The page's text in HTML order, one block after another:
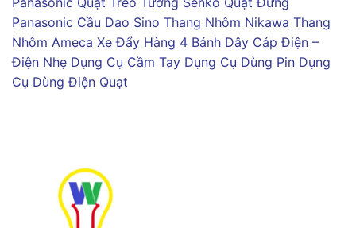
Panasonic Cầu Dao Sino Thang Nhôm Nikawa Thang
Nhôm Ameca Xe Đẩy Hàng 4 Bánh Dây Cáp Điện –
Điện Nhẹ Dụng Cụ Cầm Tay Dụng Cụ Dùng Pin Dụng
Cụ Dùng Điện Quạt